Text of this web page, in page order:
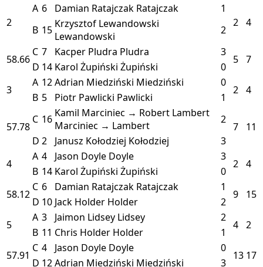
2
A 6 Damian Ratajczak Ratajczak
1
2 4
B 15 Krzysztof Lewandowski
Lewandowski
2
58.66
C 7 Kacper Pludra Pludra 3
5 7
D 14 Karol Żupiński Żupiński
0
3
A 12Adrian Miedziński Miedziński 0
2 4
B 5 Piotr Pawlicki Pawlicki 1
57.78
C 16 Kamil Marciniec → Robert Lambert
Marciniec → Lambert
2
7
11
D 2 Janusz Kołodziej Kołodziej
3
4
A 4 Jason Doyle Doyle 3
2 4
B 14 Karol Żupiński Żupiński
0
58.12
C 6 Damian Ratajczak Ratajczak 1
9 15
D 10 Jack Holder Holder
2
5
A 3 Jaimon Lidsey Lidsey 2
4 2
B 11 Chris Holder Holder
1
57.91
C 4 Jason Doyle Doyle 0
13 17
D 12Adrian Miedziński Miedziński 3